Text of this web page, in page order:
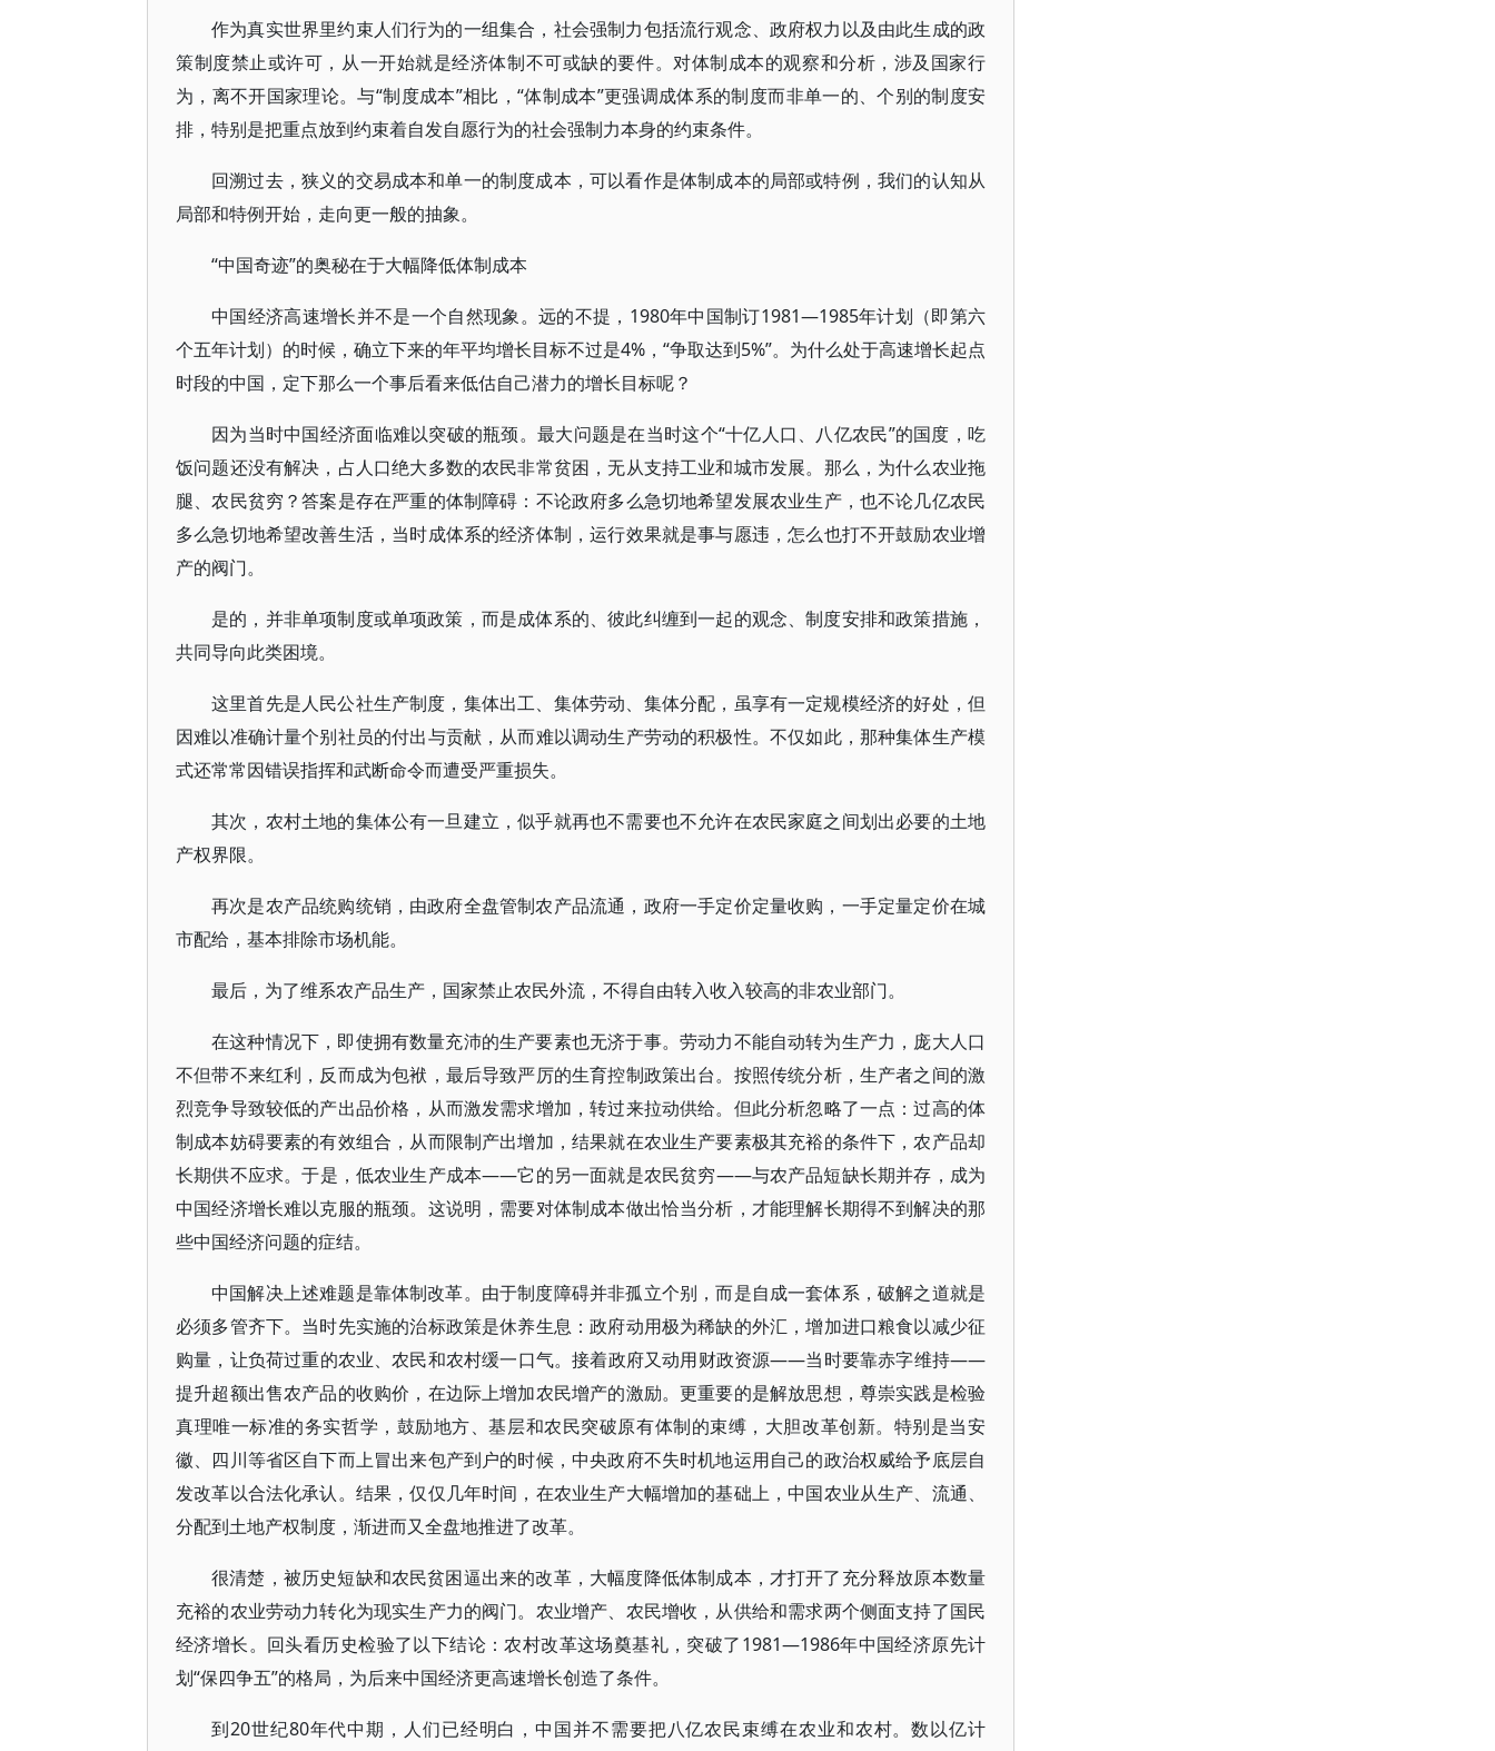
作为真实世界里约束人们行为的一组集合，社会强制力包括流行观念、政府权力以及由此生成的政
策制度禁止或许可，从一开始就是经济体制不可或缺的要件。对体制成本的观察和分析，涉及国家行
为，离不开国家理论。与“制度成本”相比，“体制成本”更强调成体系的制度而非单一的、个别的制度安
排，特别是把重点放到约束着自发自愿行为的社会强制力本身的约束条件。
回溯过去，狭义的交易成本和单一的制度成本，可以看作是体制成本的局部或特例，我们的认知从
局部和特例开始，走向更一般的抽象。
“中国奇迹”的奥秘在于大幅降低体制成本
中国经济高速增长并不是一个自然现象。远的不提，1980年中国制订1981—1985年计划（即第六
个五年计划）的时候，确立下来的年平均增长目标不过是4%，“争取达到5%”。为什么处于高速增长起点
时段的中国，定下那么一个事后看来低估自己潜力的增长目标呢？
因为当时中国经济面临难以突破的瓶颈。最大问题是在当时这个“十亿人口、八亿农民”的国度，吃
饭问题还没有解决，占人口绝大多数的农民非常贫困，无从支持工业和城市发展。那么，为什么农业拖
腿、农民贫穷？答案是存在严重的体制障碍：不论政府多么急切地希望发展农业生产，也不论几亿农民
多么急切地希望改善生活，当时成体系的经济体制，运行效果就是事与愿违，怎么也打不开鼓励农业增
产的阀门。
是的，并非单项制度或单项政策，而是成体系的、彼此纠缠到一起的观念、制度安排和政策措施，
共同导向此类困境。
这里首先是人民公社生产制度，集体出工、集体劳动、集体分配，虽享有一定规模经济的好处，但
因难以准确计量个别社员的付出与贡献，从而难以调动生产劳动的积极性。不仅如此，那种集体生产模
式还常常因错误指挥和武断命令而遭受严重损失。
其次，农村土地的集体公有一旦建立，似乎就再也不需要也不允许在农民家庭之间划出必要的土地
产权界限。
再次是农产品统购统销，由政府全盘管制农产品流通，政府一手定价定量收购，一手定量定价在城
市配给，基本排除市场机能。
最后，为了维系农产品生产，国家禁止农民外流，不得自由转入收入较高的非农业部门。
在这种情况下，即使拥有数量充沛的生产要素也无济于事。劳动力不能自动转为生产力，庞大人口
不但带不来红利，反而成为包袱，最后导致严厉的生育控制政策出台。按照传统分析，生产者之间的激
烈竞争导致较低的产出品价格，从而激发需求增加，转过来拉动供给。但此分析忽略了一点：过高的体
制成本妨碍要素的有效组合，从而限制产出增加，结果就在农业生产要素极其充裕的条件下，农产品却
长期供不应求。于是，低农业生产成本——它的另一面就是农民贫穷——与农产品短缺长期并存，成为
中国经济增长难以克服的瓶颈。这说明，需要对体制成本做出恰当分析，才能理解长期得不到解决的那
些中国经济问题的症结。
中国解决上述难题是靠体制改革。由于制度障碍并非孤立个别，而是自成一套体系，破解之道就是
必须多管齐下。当时先实施的治标政策是休养生息：政府动用极为稀缺的外汇，增加进口粮食以减少征
购量，让负荷过重的农业、农民和农村缓一口气。接着政府又动用财政资源——当时要靠赤字维持——
提升超额出售农产品的收购价，在边际上增加农民增产的激励。更重要的是解放思想，尊崇实践是检验
真理唯一标准的务实哲学，鼓励地方、基层和农民突破原有体制的束缚，大胆改革创新。特别是当安
徽、四川等省区自下而上冒出来包产到户的时候，中央政府不失时机地运用自己的政治权威给予底层自
发改革以合法化承认。结果，仅仅几年时间，在农业生产大幅增加的基础上，中国农业从生产、流通、
分配到土地产权制度，渐进而又全盘地推进了改革。
很清楚，被历史短缺和农民贫困逼出来的改革，大幅度降低体制成本，才打开了充分释放原本数量
充裕的农业劳动力转化为现实生产力的阀门。农业增产、农民增收，从供给和需求两个侧面支持了国民
经济增长。回头看历史检验了以下结论：农村改革这场奠基礼，突破了1981—1986年中国经济原先计
划“保四争五”的格局，为后来中国经济更高速增长创造了条件。
到20世纪80年代中期，人们已经明白，中国并不需要把八亿农民束缚在农业和农村。数以亿计